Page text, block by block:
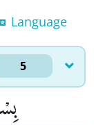
Language
5